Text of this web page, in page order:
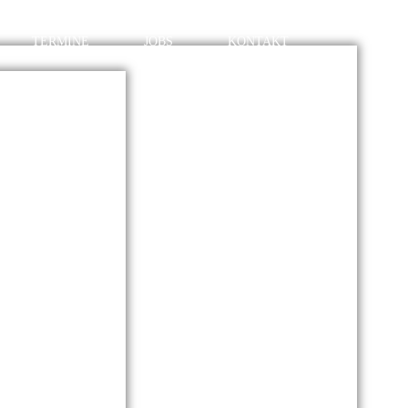
TERMINE JOBS KONTAKT